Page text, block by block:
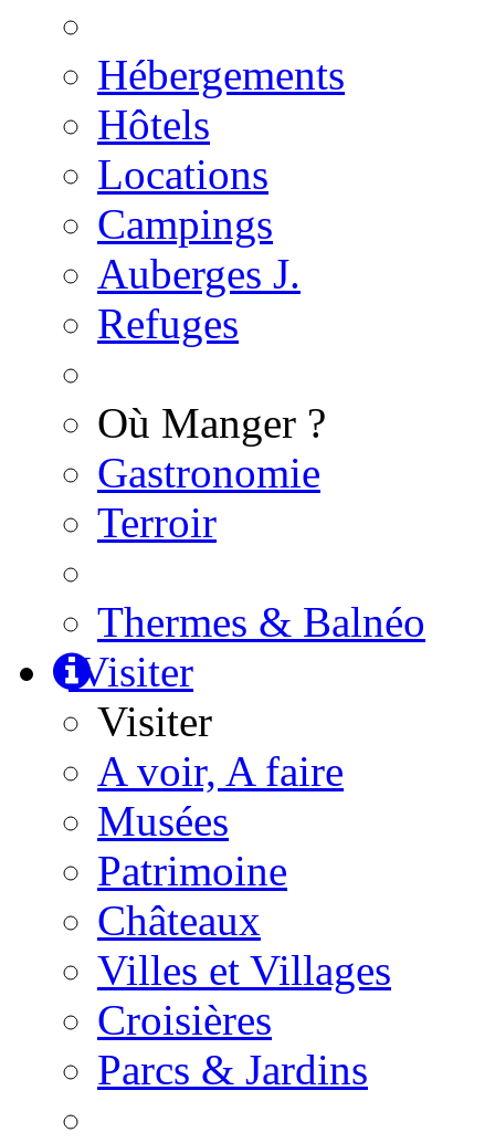
Hébergements
Hôtels
Locations
Campings
Auberges J.
Refuges
Où Manger ?
Gastronomie
Terroir
Thermes & Balnéo
Visiter
Visiter
A voir, A faire
Musées
Patrimoine
Châteaux
Villes et Villages
Croisières
Parcs & Jardins